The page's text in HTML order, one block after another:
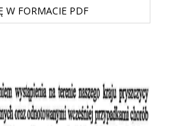
W FORMACIE PDF